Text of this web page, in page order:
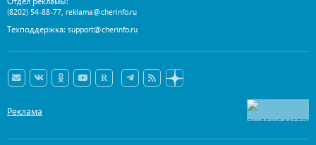
(8202) 54-88-77, reklama@cherinfo.ru
Техподдержка: support@cherinfo.ru
Реклама